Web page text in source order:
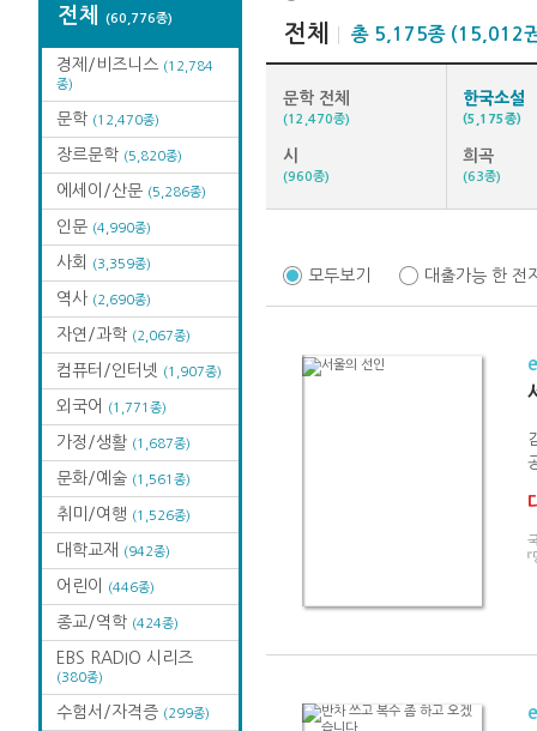
전체 (60,776종)
경제/비즈니스 (12,784
종)
문학 (12,470종)
장르문학 (5,820종)
에세이/산문 (5,286종)
인문 (4,990종)
사회 (3,359종)
역사 (2,690종)
자연/과학 (2,067종)
컴퓨터/인터넷 (1,907종)
외국어 (1,771종)
가정/생활 (1,687종)
문화/예술 (1,561종)
취미/여행 (1,526종)
대학교재 (942종)
어린이 (446종)
종교/역학 (424종)
EBS RADIO 시리즈
(380종)
수험서/자격증 (299종)
전체 총 5,175종 (15,012
문학 전체
(12,470종)
한국소설
(5,175종)
시
(960종)
희곡
(63종)
모두보기 대출가능 한 전